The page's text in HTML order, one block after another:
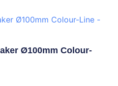
Ø100mm Colour-